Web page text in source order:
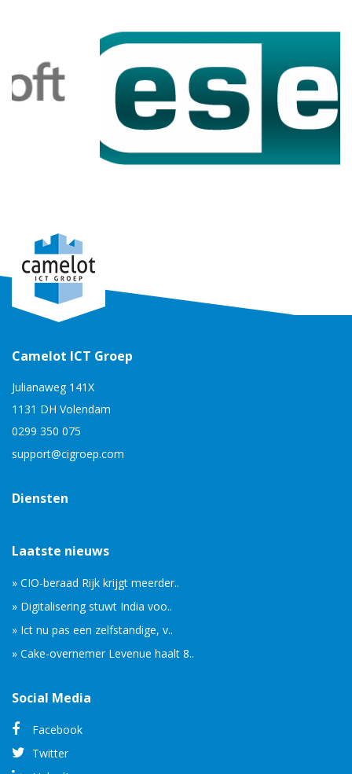
Camelot ICT Groep
Julianaweg 141X
1131 DH Volendam
0299 350 075
support@cigroep.com
Diensten
Laatste nieuws
» CIO-beraad Rijk krijgt meerder..
» Digitalisering stuwt India voo..
» Ict nu pas een zelfstandige, v..
» Cake-overnemer Levenue haalt 8..
Social Media
Facebook
Twitter